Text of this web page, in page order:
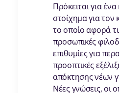
Πρόκειται για
στοίχημα για τον
το οποίο αφορά
προσωπικές
επιθυμίες για
προοπτικές
απόκτησης νέων
Νέες γνώσεις, οι